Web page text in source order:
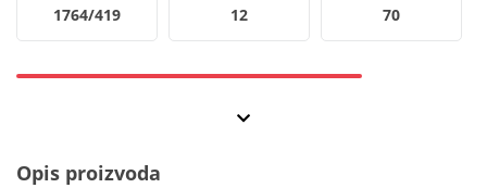
1764/419 12 70
Opis proizvoda